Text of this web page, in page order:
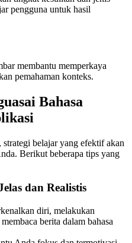
pengguna untuk hasil
membantu memperkaya
pemahaman konteks.
Bahasa
belajar yang efektif akan
Berikut beberapa tips yang
dan Realistis
diri, melakukan
berita dalam bahasa